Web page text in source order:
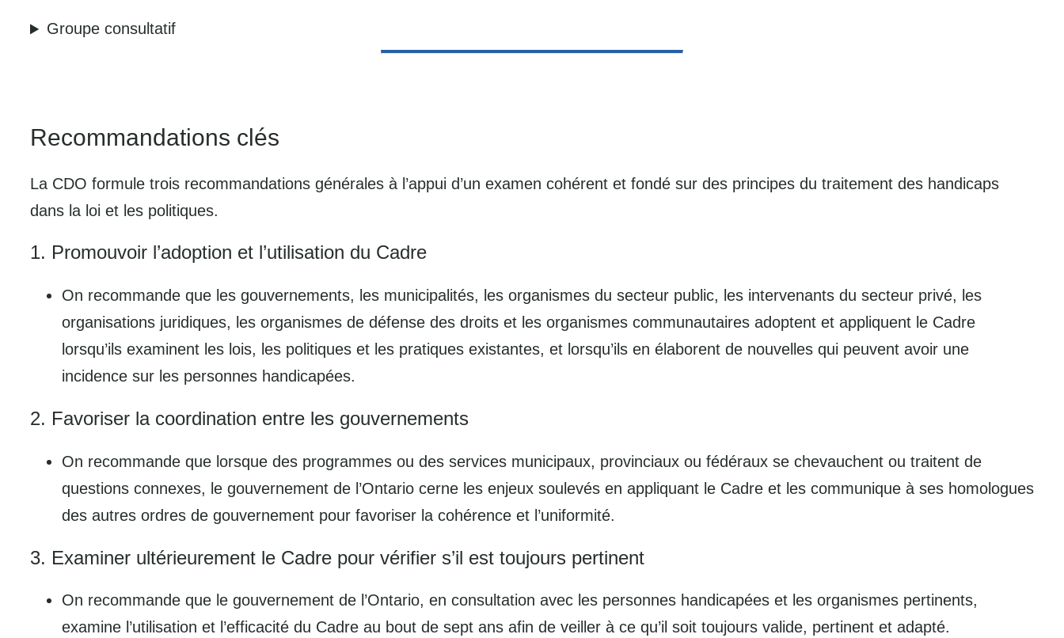
Groupe consultatif
Recommandations clés
La CDO formule trois recommandations générales à l’appui d’un examen cohérent et fondé sur des principes du traitement des handicaps
dans la loi et les politiques.
1. Promouvoir l’adoption et l’utilisation du Cadre
On recommande que les gouvernements, les municipalités, les organismes du secteur public, les intervenants du secteur privé, les
organisations juridiques, les organismes de défense des droits et les organismes communautaires adoptent et appliquent le Cadre
lorsqu’ils examinent les lois, les politiques et les pratiques existantes, et lorsqu’ils en élaborent de nouvelles qui peuvent avoir une
incidence sur les personnes handicapées.
2. Favoriser la coordination entre les gouvernements
On recommande que lorsque des programmes ou des services municipaux, provinciaux ou fédéraux se chevauchent ou traitent de
questions connexes, le gouvernement de l’Ontario cerne les enjeux soulevés en appliquant le Cadre et les communique à ses homologues
des autres ordres de gouvernement pour favoriser la cohérence et l’uniformité.
3. Examiner ultérieurement le Cadre pour vérifier s’il est toujours pertinent
On recommande que le gouvernement de l’Ontario, en consultation avec les personnes handicapées et les organismes pertinents,
examine l’utilisation et l’efficacité du Cadre au bout de sept ans afin de veiller à ce qu’il soit toujours valide, pertinent et adapté.